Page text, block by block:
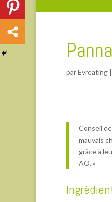
parEvreating |
Conseil
mauvais
grâce à
AO. »